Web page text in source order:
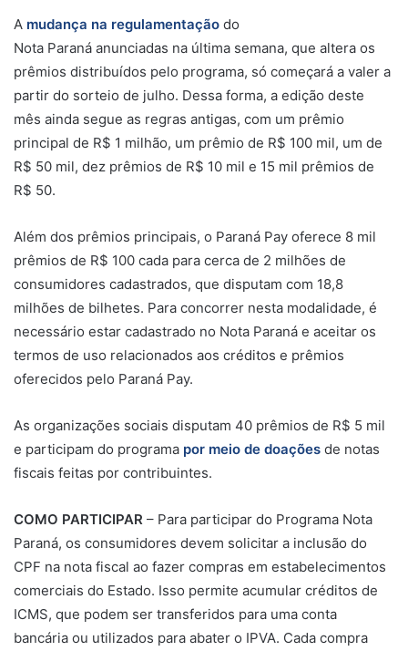
A mudança na regulamentação do
Nota Paraná anunciadas na última semana, que altera os
prêmios distribuídos pelo programa, só começará a valer a
partir do sorteio de julho. Dessa forma, a edição deste
mês ainda segue as regras antigas, com um prêmio
principal de R$ 1 milhão, um prêmio de R$ 100 mil, um de
R$ 50 mil, dez prêmios de R$ 10 mil e 15 mil prêmios de
R$ 50.
Além dos prêmios principais, o Paraná Pay oferece 8 mil
prêmios de R$ 100 cada para cerca de 2 milhões de
consumidores cadastrados, que disputam com 18,8
milhões de bilhetes. Para concorrer nesta modalidade, é
necessário estar cadastrado no Nota Paraná e aceitar os
termos de uso relacionados aos créditos e prêmios
oferecidos pelo Paraná Pay.
As organizações sociais disputam 40 prêmios de R$ 5 mil
e participam do programa por meio de doações de notas
fiscais feitas por contribuintes.
COMO PARTICIPAR – Para participar do Programa Nota
Paraná, os consumidores devem solicitar a inclusão do
CPF na nota fiscal ao fazer compras em estabelecimentos
comerciais do Estado. Isso permite acumular créditos de
ICMS, que podem ser transferidos para uma conta
bancária ou utilizados para abater o IPVA. Cada compra